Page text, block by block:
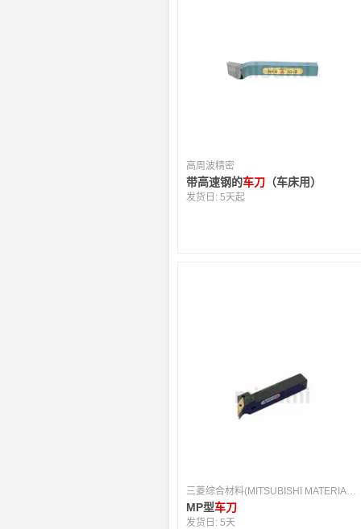
高周波精密
带高速钢的车刀 （车床用）
发货日:5天起
三菱综合材料(MITSUBISHI MATERIALS) [日本]
MP型车刀
发货日:5天